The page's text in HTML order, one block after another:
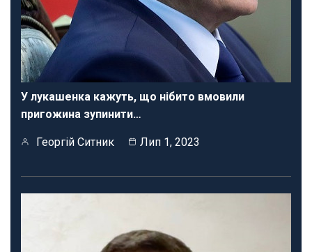
У лукашенка кажуть, що нібито вмовили
пригожина зупинити…
Георгій Ситник Лип 1, 2023